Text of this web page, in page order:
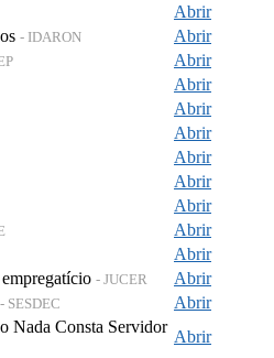
Abrir
- IDARON
Abrir
Abrir
Abrir
Abrir
Abrir
Abrir
Abrir
Abrir
Abrir
Abrir
- JUCER
Abrir
- SESDEC
Abrir
Nada Consta Servidor
Abrir